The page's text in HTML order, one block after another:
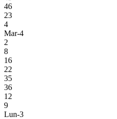
46
23
4
Mar-4
2
8
16
22
35
36
12
9
Lun-3